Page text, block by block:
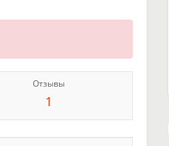
Отзывы
1